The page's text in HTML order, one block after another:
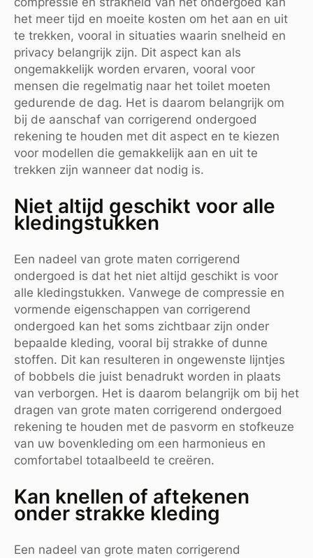
het meer tijd en moeite kosten om het aan en uit
te trekken, vooral in situaties waarin snelheid en
privacy belangrijk zijn. Dit aspect kan als
ongemakkelijk worden ervaren, vooral voor
mensen die regelmatig naar het toilet moeten
gedurende de dag. Het is daarom belangrijk om
bij de aanschaf van corrigerend ondergoed
rekening te houden met dit aspect en te kiezen
voor modellen die gemakkelijk aan en uit te
trekken zijn wanneer dat nodig is.
Niet altijd geschikt voor alle
kledingstukken
Een nadeel van grote maten corrigerend
ondergoed is dat het niet altijd geschikt is voor
alle kledingstukken. Vanwege de compressie en
vormende eigenschappen van corrigerend
ondergoed kan het soms zichtbaar zijn onder
bepaalde kleding, vooral bij strakke of dunne
stoffen. Dit kan resulteren in ongewenste lijntjes
of bobbels die juist benadrukt worden in plaats
van verborgen. Het is daarom belangrijk om bij het
dragen van grote maten corrigerend ondergoed
rekening te houden met de pasvorm en stofkeuze
van uw bovenkleding om een harmonieus en
comfortabel totaalbeeld te creëren.
Kan knellen of aftekenen
onder strakke kleding
Een nadeel van grote maten corrigerend